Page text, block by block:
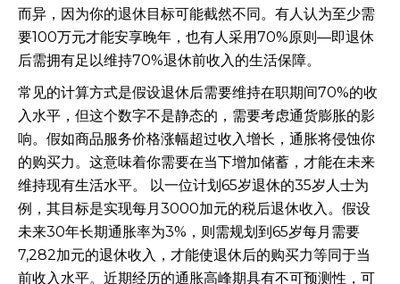
而异，因为你的退休目标可能截然不同。有人认为至少需
要100万元才能安享晚年，也有人采用70%原则—即退休
后需拥有足以维持70%退休前收入的生活保障。
常见的计算方式是假设退休后需要维持在职期间70%的收
入水平，但这个数字不是静态的，需要考虑通货膨胀的影
响。假如商品服务价格涨幅超过收入增长，通胀将侵蚀你
的购买力。这意味着你需要在当下增加储蓄，才能在未来
维持现有生活水平。 以一位计划65岁退休的35岁人士为
例，其目标是实现每月3000加元的税后退休收入。假设
未来30年长期通胀率为3%，则需规划到65岁每月需要
7,282加元的退休收入，才能使退休后的购买力等同于当
前收入水平。近期经历的通胀高峰期具有不可预测性，可